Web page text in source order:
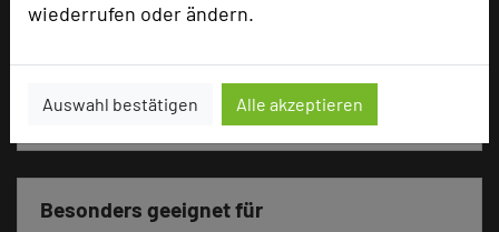
wiederrufen oder ändern.
Auswahl bestätigen Alle akzeptieren
Ausstellungsfläche
Zimmer
168
Einzelzimmer
Besonders geeignet für